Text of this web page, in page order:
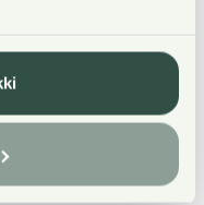
13.8.2026
katsomaan kaikkia
etukäteen
THURSDAY